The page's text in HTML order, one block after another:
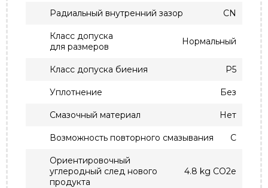
Радиальный внутренний зазор CN
Класс допуска
для размеров
Нормальный
Класс допуска биения P5
Уплотнение Без
Смазочный материал Нет
Возможность повторного смазывания С
Ориентировочный
углеродный след нового
продукта
4.8 kg CO2e